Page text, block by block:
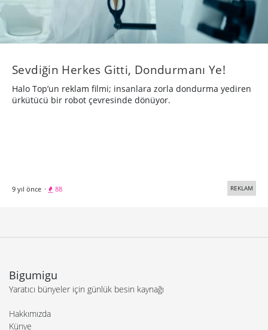
Sevdiğin Herkes Gitti, Dondurmanı Ye!
Halo Top’un reklam filmi; insanlara zorla dondurma yediren
ürkütücü bir robot çevresinde dönüyor.
9 yıl önce · 88 REKLAM
Bigumigu
Yaratıcı bünyeler için günlük besin kaynağı
Hakkımızda
Künye